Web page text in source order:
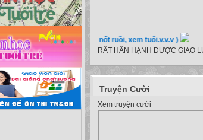
cho bé, màu sắc xe, nốt ruồi, xem tuổi.v.v.v )
RẤT HÂN HẠNH ĐƯỢC GIAO
Truyện Cười
Xem truyện cười